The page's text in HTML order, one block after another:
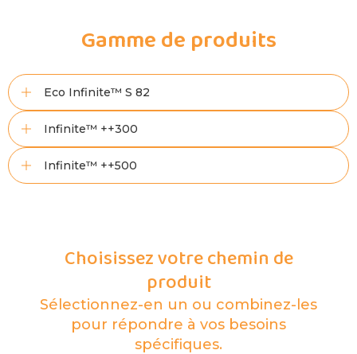
Gamme de produits
Eco Infinite™ S 82
Infinite™ ++300
Infinite™ ++500
Choisissez votre chemin de
produit
Sélectionnez-en un ou combinez-les
pour répondre à vos besoins
spécifiques.